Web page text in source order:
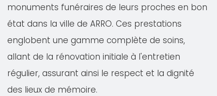
monuments funéraires de leurs proches en bon
état dans la ville de ARRO. Ces prestations
englobent une gamme complète de soins,
allant de la rénovation initiale à l'entretien
régulier, assurant ainsi le respect et la dignité
des lieux de mémoire.